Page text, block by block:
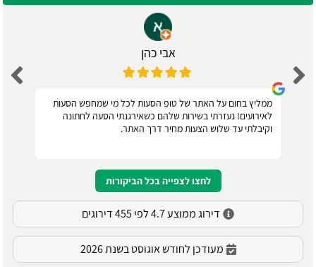
אבי כהן
ממליץ בחום על האתר של טופ הסעות לכל מי שמחפש הסעות
לאירועים! נעזרתי בשירות שלהם כשאירגנתי הסעה לחתונה
וקיבלתי עד שלוש הצעות מחיר דרך האתר.
לחצו לצפייה בכל הביקורות
דירוג ממוצע 4.7 לפי 455 דירוגים
מעודכן לחודש אוגוסט בשנת 2026